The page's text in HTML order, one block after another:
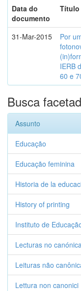
Data do
documento
Título
31-Mar-2015
Por
IERB
60 e
Busca
Assunto
Educação
Educação feminina
Historia de la
History of printing
Instituto de
Lecturas no
Leituras não
Lettura non canonici